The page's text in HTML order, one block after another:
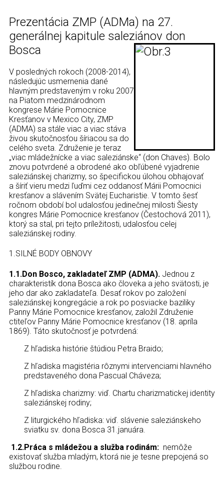
Prezentácia ZMP (ADMa) na 27.
generálnej kapitule saleziánov don
Bosca
V posledných rokoch (2008-2014),
následujúc usmernenia dané
hlavným predstaveným v roku 2007
na Piatom medzinárodnom
kongrese Márie Pomocnice
Kresťanov v Mexico City, ZMP
(ADMA) sa stále viac a viac stáva
živou skutočnosťou šíriacou sa do
celého sveta. Združenie je teraz
„viac mládežnícke a viac saleziánske“ (don Chaves). Bolo
znovu potvrdené a obrodené ako obľúbené vyjadrenie
saleziánskej charizmy, so špecifickou úlohou obhajovať
a šíriť vieru medzi ľuďmi cez oddanosť Márii Pomocnici
kresťanov a slávením Svätej Eucharistie. V tomto šesť
ročnom období bol udalosťou jedinečnej milosti Šiesty
kongres Márie Pomocnice kresťanov (Čestochová 2011),
ktorý sa stal, pri tejto príležitosti, udalosťou celej
saleziánskej rodiny.
1.SILNÉ BODY OBNOVY
1.1.Don Bosco, zakladateľ ZMP (ADMA). Jednou z
charakteristík dona Bosca ako človeka a jeho svätosti, je
jeho dar ako zakladateľa. Desať rokov po založení
saleziánskej kongregácie a rok po posviacke baziliky
Panny Márie Pomocnice kresťanov, založil Združenie
ctiteľov Panny Márie Pomocnice kresťanov (18. apríla
1869). Táto skutočnosť je potvrdená:
Z hľadiska histórie štúdiou Petra Braido;
Z hľadiska magistéria rôznymi intervenciami hlavného
predstaveného dona Pascual Cháveza;
Z hľadiska charizmy: viď. Chartu charizmatickej identity
saleziánskej rodiny;
Z liturgického hľadiska: viď. slávenie saleziánskeho
sviatku sv. dona Bosca 31.januára.
1.2.Práca s mládežou a služba rodinám: nemôže
existovať služba mladým, ktorá nie je tesne prepojená so
službou rodine.